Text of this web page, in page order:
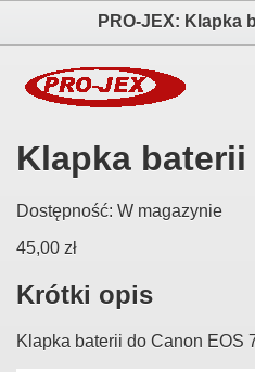
Klapka baterii
Dostępność: W magazynie
45,00 zł
Krótki opis
Klapka baterii do Canon EOS